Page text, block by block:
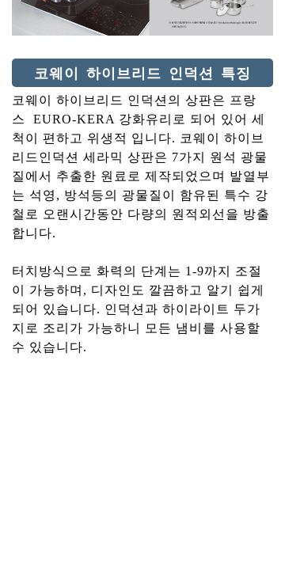
코웨이 하이브리드 인덕션 특징
코웨이 하이브리드 인덕션의 상판은 프랑
스 EURO-KERA 강화유리로 되어 있어 세
척이 편하고 위생적 입니다. 코웨이 하이브
리드인덕션 세라믹 상판은 7가지 원석 광물
질에서 추출한 원료로 제작되었으며 발열부
는 석영, 방석등의 광물질이 함유된 특수 강
철로 오랜시간동안 다량의 원적외선을 방출
합니다.
터치방식으로 화력의 단계는 1-9까지 조절
이 가능하며, 디자인도 깔끔하고 알기 쉽게
되어 있습니다. 인덕션과 하이라이트 두가
지로 조리가 가능하니 모든 냄비를 사용할
수 있습니다.